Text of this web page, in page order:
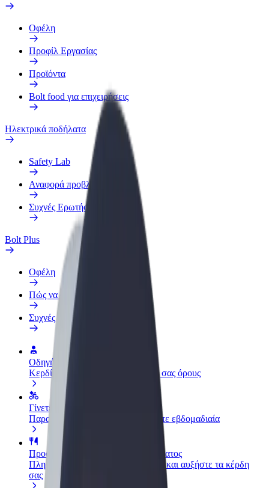
Οφέλη
Προφίλ Εργασίας
Προϊόντα
Bolt food για επιχειρήσεις
Ηλεκτρικά ποδήλατα
Safety Lab
Αναφορά προβλήματος
Συχνές Ερωτήσεις
Bolt Plus
Οφέλη
Πώς να συμμετάσχετε
Συχνές Ερωτήσεις
Οδηγήστε
Κερδίστε χρήματα με τους δικούς σας όρους
Γίνετε courier
Παραδώστε φαγητό και πληρώνεστε εβδομαδιαία
Προσθήκη εστιατορίου ή καταστήματος
Πλησιάστε περισσότερους πελάτες και αυξήστε τα κέρδη
σας